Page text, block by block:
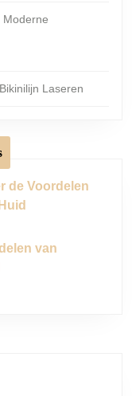
Moderne
Laseren
de Voordelen
van